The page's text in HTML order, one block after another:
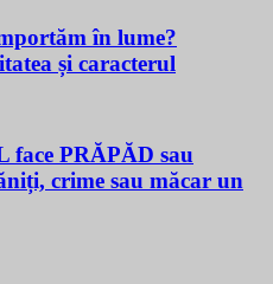
în lume?
și caracterul
PRĂPĂD sau
crime sau măcar un